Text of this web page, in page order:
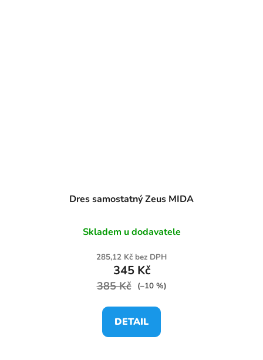
Dres samostatný Zeus MIDA
Skladem u dodavatele
285,12 Kč bez DPH
345 Kč
385 Kč (–10 %)
DETAIL